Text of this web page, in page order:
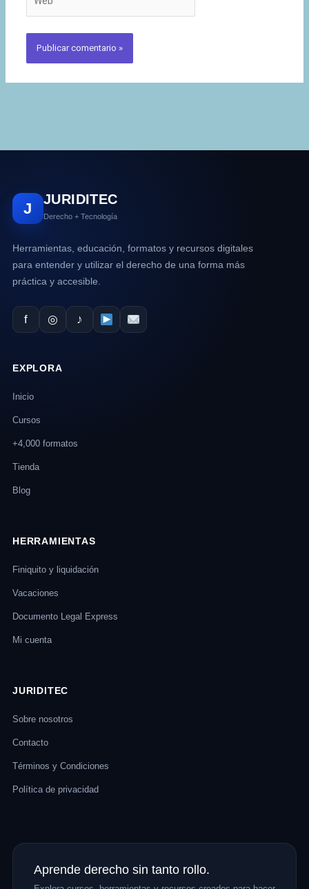
J
JURIDITEC
Derecho + Tecnología
Herramientas, educación, formatos y recursos digitales
para entender y utilizar el derecho de una forma más
práctica y accesible.
f ◎ ♪
EXPLORA
Inicio
Cursos
+4,000 formatos
Tienda
Blog
HERRAMIENTAS
Finiquito y liquidación
Vacaciones
Documento Legal Express
Mi cuenta
JURIDITEC
Sobre nosotros
Contacto
Términos y Condiciones
Política de privacidad
Aprende derecho sin tanto rollo.